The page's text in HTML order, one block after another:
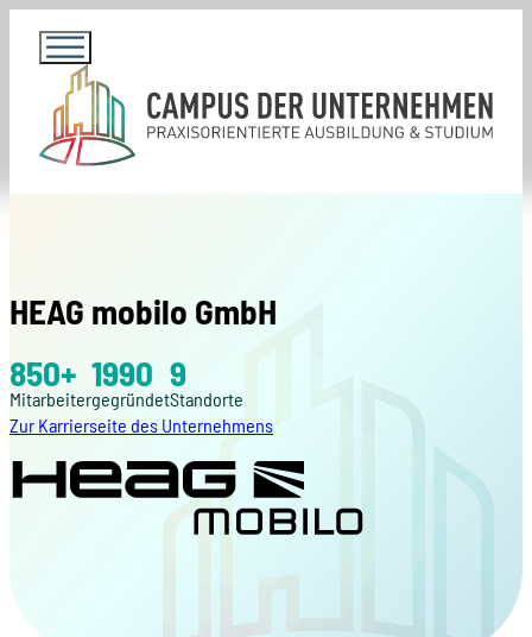
HEAG mobilo GmbH
850+
Mitarbeiter
1990
gegründet
9
Standorte
Zur Karrierseite des Unternehmens